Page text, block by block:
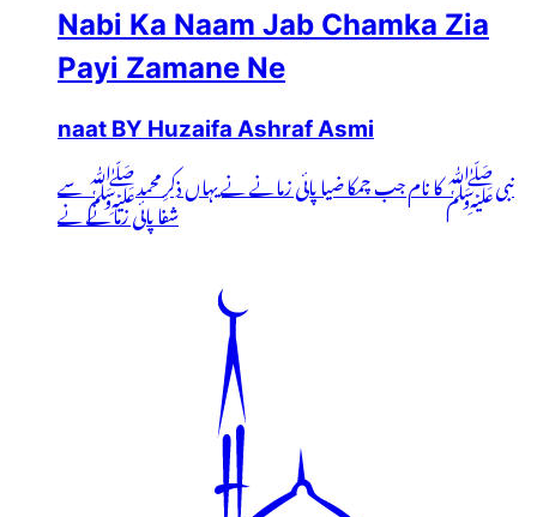
Nabi Ka Naam Jab Chamka Zia
Payi Zamane Ne
naat BY Huzaifa Ashraf Asmi
نبیﷺ کا نام جب چمکا ضیا پائی زمانے نے یہاں ذکرِ محمدﷺ سے
شفا پائی زمانے نے